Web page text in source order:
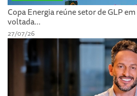
Copa Energia reúne setor de GLP
voltada...
27/07/26